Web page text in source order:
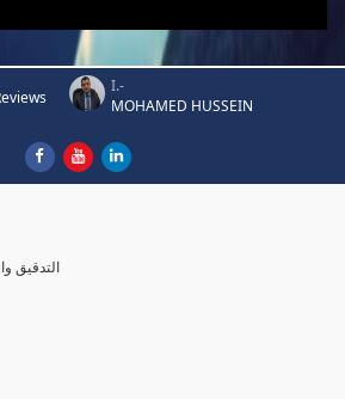
I.-
MOHAMED HUSSEIN
التدقيق